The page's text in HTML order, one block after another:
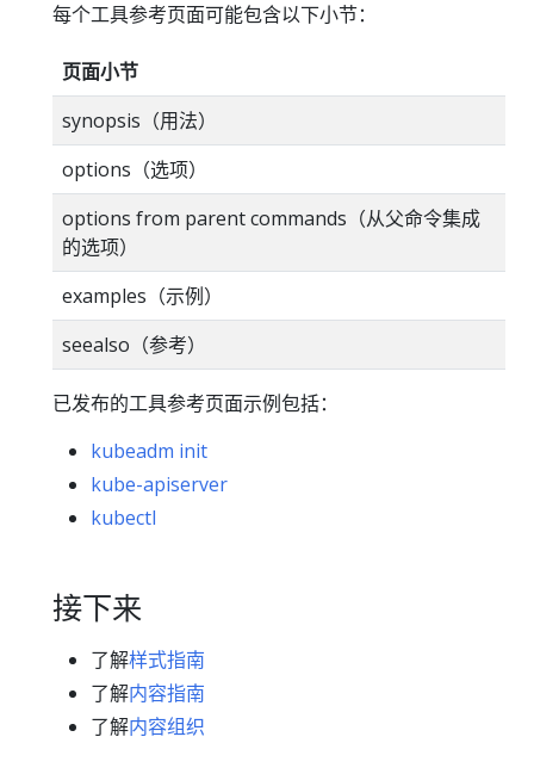
每个工具参考页面可能包含以下小节：
页面小节
synopsis（用法）
options（选项）
options from parent commands（从父命令集成
的选项）
examples（示例）
seealso（参考）
已发布的工具参考页面示例包括：
kubeadm init
kube-apiserver
kubectl
接下来
了解样式指南
了解内容指南
了解内容组织